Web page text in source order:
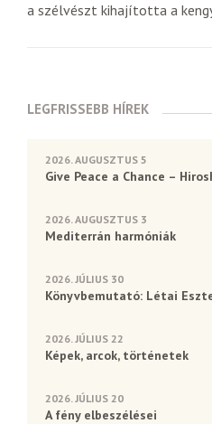
a szélvészt kihajította a
LEGFRISSEBB HÍREK
2026. AUGUSZTUS 5
Give Peace a Chance –
2026. AUGUSZTUS 3
Mediterrán harmóniák
2026. JÚLIUS 30
Könyvbemutató: Létai
2026. JÚLIUS 22
Képek, arcok, történetek
2026. JÚLIUS 20
A fény elbeszélései